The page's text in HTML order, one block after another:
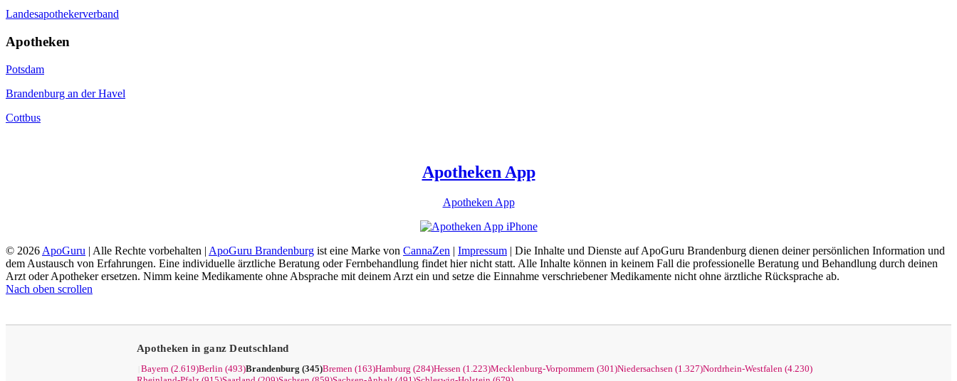
Landesapothekerverband
Apotheken
Potsdam
Brandenburg an der Havel
Cottbus
Apotheken App
Apotheken App
© 2026 ApoGuru | Alle Rechte vorbehalten | ApoGuru Brandenburg ist eine Marke von CannaZen | Impressum | Die Inhalte und Dienste auf ApoGuru Brandenburg dienen deiner persönlichen Information und
dem Austausch von Erfahrungen. Eine individuelle ärztliche Beratung oder Fernbehandlung findet hier nicht statt. Alle Inhalte können in keinem Fall die professionelle Beratung und Behandlung durch deinen
Arzt oder Apotheker ersetzen. Nimm keine Medikamente ohne Absprache mit deinem Arzt ein und setze die Einnahme verschriebener Medikamente nicht ohne ärztliche Rücksprache ab.
Nach oben scrollen
Apotheken in ganz Deutschland
Bayern (2.619)Berlin (493)Brandenburg (345)Bremen (163)Hamburg (284)Hessen (1.223)Mecklenburg-Vorpommern (301)Niedersachsen (1.327)Nordrhein-Westfalen (4.230)